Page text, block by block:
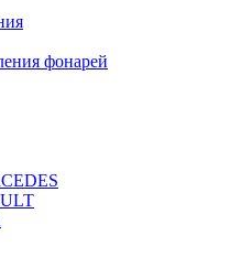
фонарей